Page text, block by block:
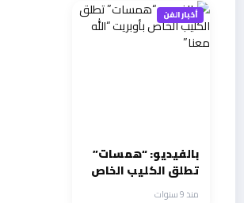
أخبار الفن
بالفيديو: “همسات”
تطلق الكليب الخاص
بأوبريت “الله معنا”منذ 9 سنوات